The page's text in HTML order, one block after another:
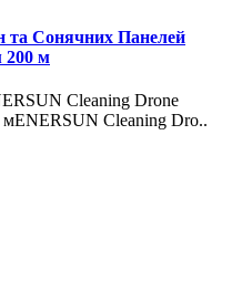
та Сонячних Панелей
200 м
Cleaning Drone
Cleaning Dro..